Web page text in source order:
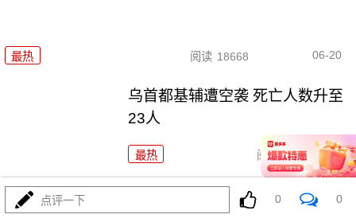
最热 阅读 18668 06-20
乌首都基辅遭空袭 死亡人数升至
23人
最热 阅读 18942
欧盟委员会计划全面禁止进口俄
石油天然气
点评一下 0 0